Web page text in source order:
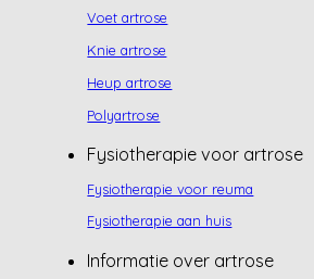
Voet artrose
Knie artrose
Heup artrose
Polyartrose
Fysiotherapie voor artrose
Fysiotherapie voor reuma
Fysiotherapie aan huis
Informatie over artrose